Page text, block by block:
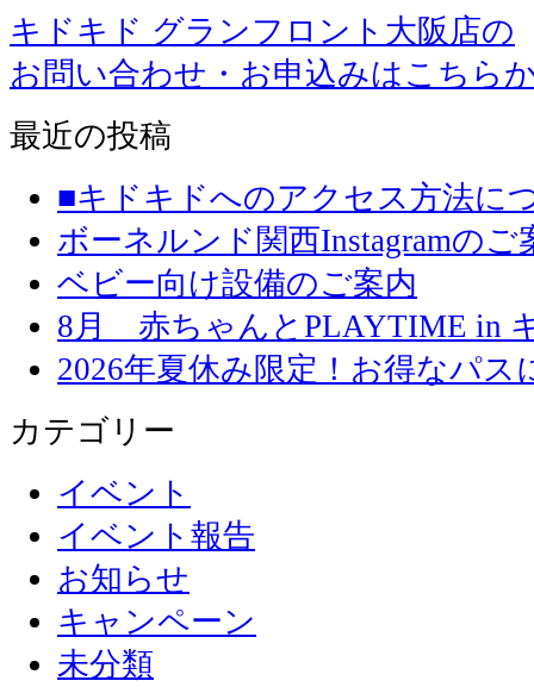
キドキド グランフロント大阪店の
お問い合わせ・お申込みはこちら
最近の投稿
■キドキドへのアクセス方法に
ボーネルンド関西Instagramのご
ベビー向け設備のご案内
8月 赤ちゃんとPLAYTIME in
2026年夏休み限定！お得なパス
カテゴリー
イベント
イベント報告
お知らせ
キャンペーン
未分類